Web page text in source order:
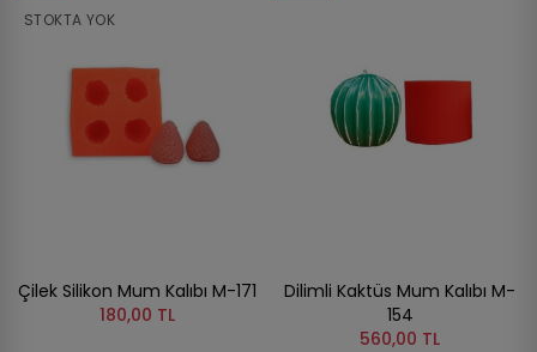
STOKTA YOK
Çilek Silikon Mum Kalıbı M-171
180,00 TL
Dilimli Kaktüs Mum Kalıbı M-
154
560,00 TL